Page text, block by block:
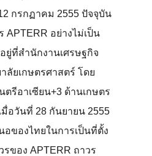
กรกฏาคม 2555 ปัจจุบัน
APTERR อย่างไม่เป็น
ยู่ที่สำนักงานเศรษฐกิจ
ลัยเกษตรศาสตร์ โดย
รีอาเซียน+3 ด้านเกษตร
มื่อวันที่ 28 กันยายน 2555
อของไทยในการเป็นที่ตั้ง
ของ APTERR ถาวร